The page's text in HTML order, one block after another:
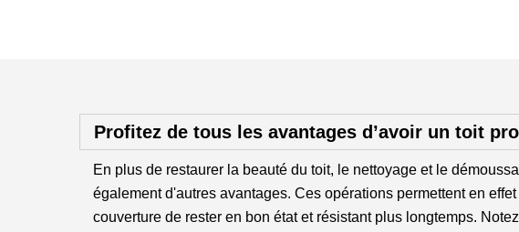
Profitez de tous les avantages d’avoir un toit
En plus de restaurer la beauté du toit, le nettoyage et le
également d'autres avantages. Ces opérations permettent en
couverture de rester en bon état et résistant plus longtemps.